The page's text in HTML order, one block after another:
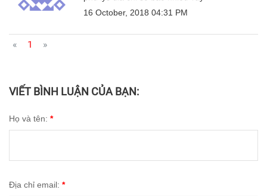
16 October, 2018 04:31 PM
« 1 »
VIẾT BÌNH LUẬN CỦA BẠN:
Họ và tên: *
Địa chỉ email: *